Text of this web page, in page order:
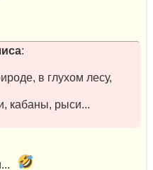
:
в глухом лесу,
кабаны, рыси...